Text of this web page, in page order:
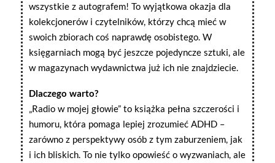
wszystkie z autografem! To wyjątkowa okazja dla
kolekcjonerów i czytelników, którzy chcą mieć w
swoich zbiorach coś naprawdę osobistego. W
księgarniach mogą być jeszcze pojedyncze sztuki, ale
w magazynach wydawnictwa już ich nie znajdziecie.
Dlaczego warto?
„Radio w mojej głowie” to książka pełna szczerości i
humoru, która pomaga lepiej zrozumieć ADHD –
zarówno z perspektywy osób z tym zaburzeniem, jak
i ich bliskich. To nie tylko opowieść o wyzwaniach, ale